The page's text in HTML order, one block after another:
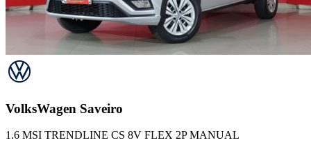
VolksWagen Saveiro
1.6 MSI TRENDLINE CS 8V FLEX 2P MANUAL